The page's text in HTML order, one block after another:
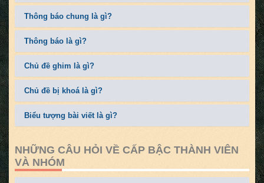
Thông báo chung là gì?
Thông báo là gì?
Chủ đề ghim là gì?
Chủ đề bị khoá là gì?
Biểu tượng bài viết là gì?
NHỮNG CÂU HỎI VỀ CẤP BẬC THÀNH VIÊN
VÀ NHÓM